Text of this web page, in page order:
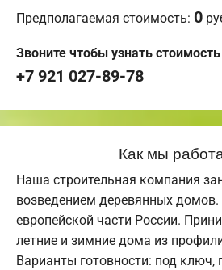
Предполагаемая стоимость: 0
Звоните чтобы узнать
+7 921 027-89-78
Как мы
Наша строительная компания
возведением деревянных
европейской части России.
летние и зимние дома из
Варианты готовности: под ключ,